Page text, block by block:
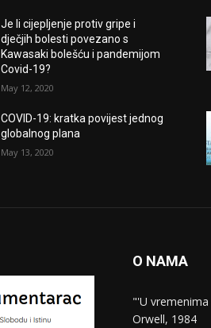
Je li cijepljenje protiv gripe i
dječjih bolesti povezano s
Kawasaki bolešću i pandemijom
Covid-19?
May 12, 2020
COVID-19: kratka povijest jednog
globalnog plana
May 13, 2020
O NAMA
"'U
Orwell, 1984